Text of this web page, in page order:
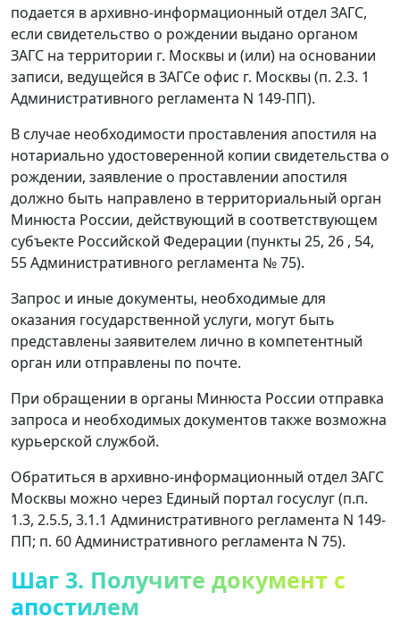
подается в архивно-информационный отдел ЗАГС,
если свидетельство о рождении выдано органом
ЗАГС на территории г. Москвы и (или) на основании
записи, ведущейся в ЗАГСе офис г. Москвы (п. 2.3. 1
Административного регламента N 149-ПП).
В случае необходимости проставления апостиля на
нотариально удостоверенной копии свидетельства о
рождении, заявление о проставлении апостиля
должно быть направлено в территориальный орган
Минюста России, действующий в соответствующем
субъекте Российской Федерации (пункты 25, 26 , 54,
55 Административного регламента № 75).
Запрос и иные документы, необходимые для
оказания государственной услуги, могут быть
представлены заявителем лично в компетентный
орган или отправлены по почте.
При обращении в органы Минюста России отправка
запроса и необходимых документов также возможна
курьерской службой.
Обратиться в архивно-информационный отдел ЗАГС
Москвы можно через Единый портал госуслуг (п.п.
1.3, 2.5.5, 3.1.1 Административного регламента N 149-
ПП; п. 60 Административного регламента N 75).
Шаг 3. Получите документ с
апостилем